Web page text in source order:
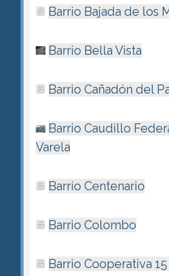
Barrio Bajada de los
Barrio Bella Vista
Barrio Cañadón del
Barrio Caudillo
Varela
Barrio Centenario
Barrio Colombo
Barrio Cooperativa